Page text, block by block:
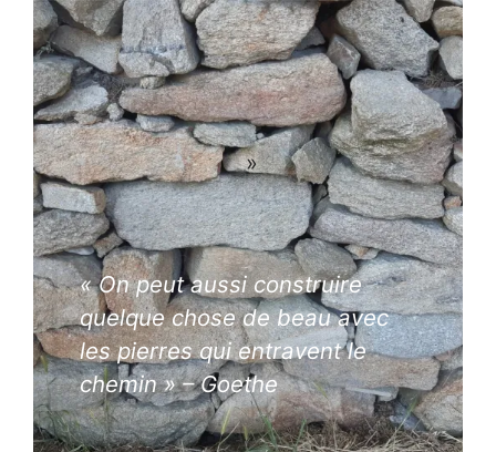
»
« On peut aussi construire
quelque chose de beau avec
les pierres qui entravent le
chemin » – Goethe